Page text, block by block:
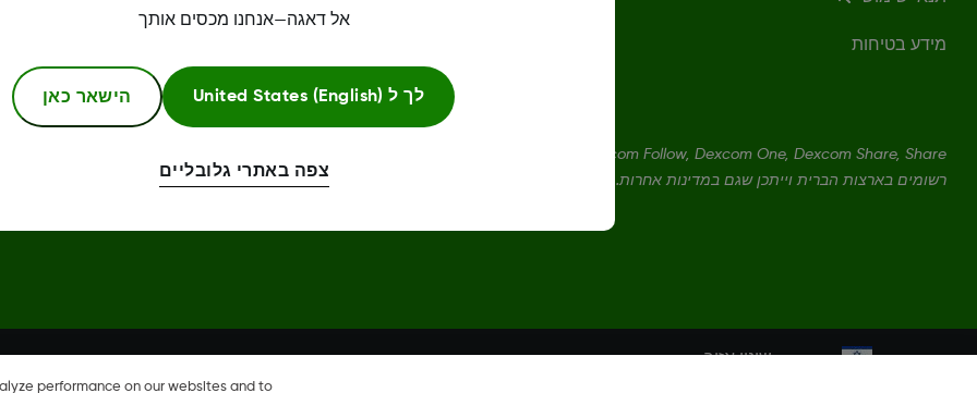
מידע בטיחות
רשומים בארצות הברית וייתכן שגם במדינות אחרות. ‏‏
שינוי אזור
performance on our websites and to
אל דאגה—אנחנו מכסים אותך
לך ל United States (English) הישאר כאן
צפה באתרי גלובליים